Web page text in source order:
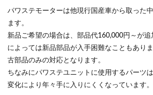
パワステモーターは他現行国産車から取った
ます。
新品ご希望の場合は、部品代160,000円～が
によっては新品部品が入手困難なこともあり
古部品のみの対応となります。
ちなみにパワステユニットに使用するパーツ
変化により年々手に入りにくくなっています。